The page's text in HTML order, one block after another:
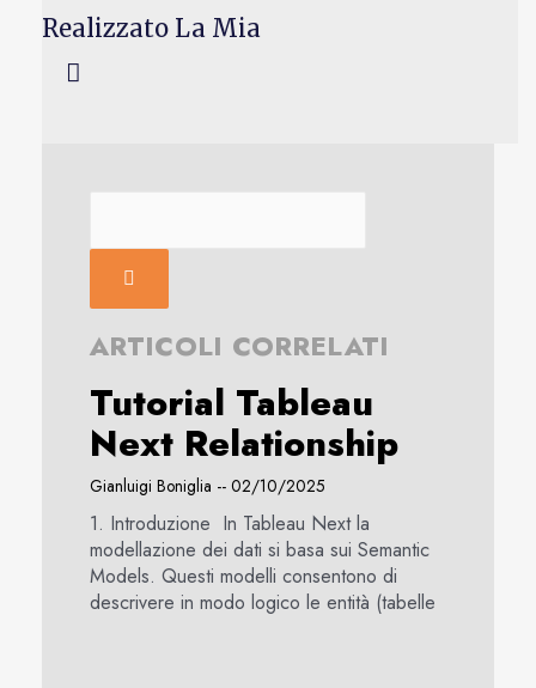
Realizzato La Mia
ARTICOLI CORRELATI
Tutorial Tableau
Next Relationship
Gianluigi Boniglia 02/10/2025
1. Introduzione In Tableau Next la
modellazione dei dati si basa sui Semantic
Models. Questi modelli consentono di
descrivere in modo logico le entità (tabelle